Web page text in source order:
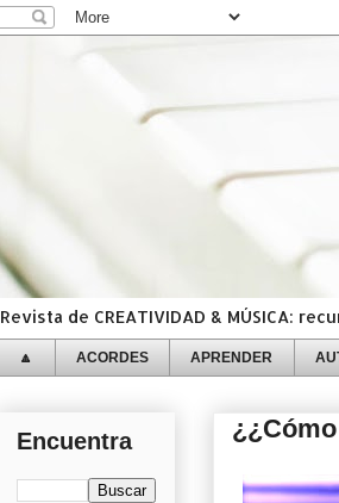
Revista de CREATIVIDAD & MÚSICA:
🔼 ACORDES APRENDER
Encuentra